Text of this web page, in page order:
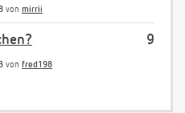
von mirrii
9
von fred198